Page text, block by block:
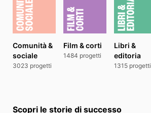
Comunità &
sociale
3023 progetti
Film & corti
1484 progetti
Libri &
editoria
1315 progetti
Scopri le storie di successo